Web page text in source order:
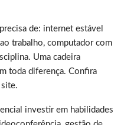
de: internet estável
trabalho, computador com
Uma cadeira
toda diferença. Confira
investir em habilidades